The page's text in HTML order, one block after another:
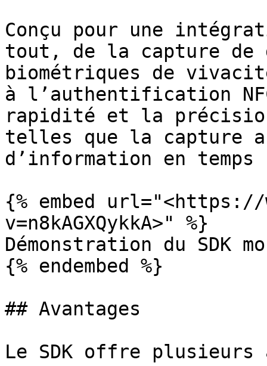
Conçu pour une
tout, de la capture de
biométriques de
à l’authentification
rapidité et la
telles que la capture
d’information en
{% embed url="<https://
v=n8kAGXQykkA>" %}
Démonstration du SDK
{% endembed %}
## Avantages
Le SDK offre plusieurs